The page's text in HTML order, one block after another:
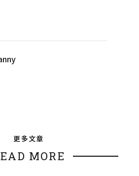
更多文章
MORE